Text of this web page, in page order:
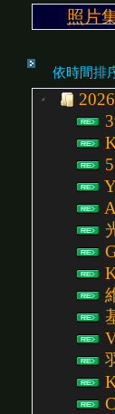
照片
依時間排